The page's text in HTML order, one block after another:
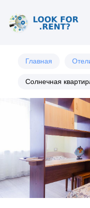
Главная
Солнечная